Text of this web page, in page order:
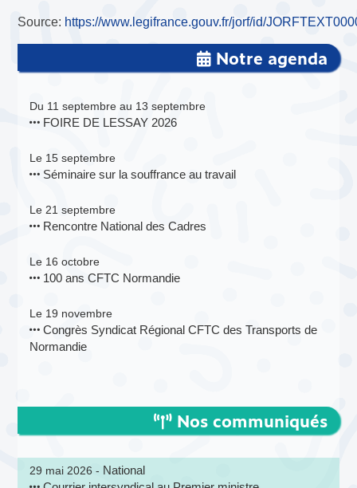
Source: https://www.legifrance.gouv.fr/jorf/id/
Notre agenda
Du 11 septembre au 13 septembre
FOIRE DE LESSAY 2026
Le 15 septembre
Séminaire sur la souffrance au travail
Le 21 septembre
Rencontre National des Cadres
Le 16 octobre
100 ans CFTC Normandie
Le 19 novembre
Congrès Syndicat Régional CFTC des Transports de
Normandie
Nos communiqués
29 mai 2026 - National